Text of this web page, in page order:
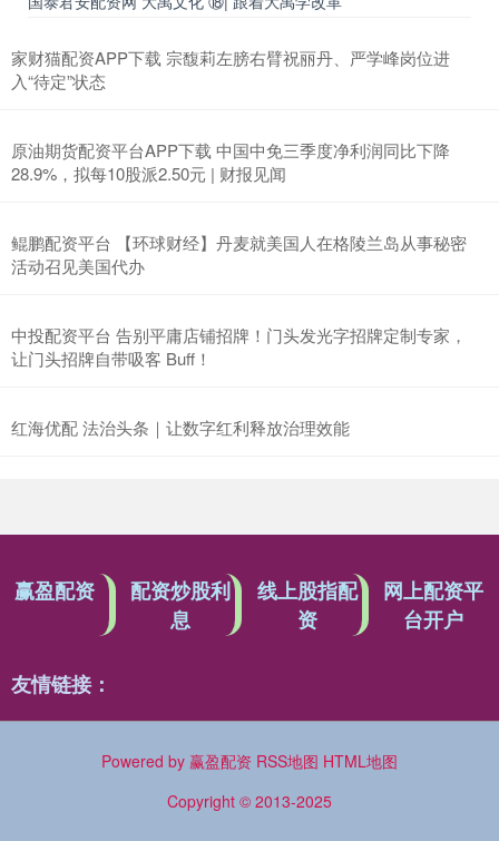
家财猫配资APP下载 宗馥莉左膀右臂祝丽丹、严学峰岗位进
入“待定”状态
原油期货配资平台APP下载 中国中免三季度净利润同比下降
28.9%，拟每10股派2.50元 | 财报见闻
鲲鹏配资平台 【环球财经】丹麦就美国人在格陵兰岛从事秘密
活动召见美国代办
中投配资平台 告别平庸店铺招牌！门头发光字招牌定制专家，
让门头招牌自带吸客 Buff！
红海优配 法治头条｜让数字红利释放治理效能
赢盈配资
配资炒股利
息
线上股指配
资
网上配资平
台开户
友情链接：
Powered by 赢盈配资 RSS地图 HTML地图
Copyright © 2013-2025